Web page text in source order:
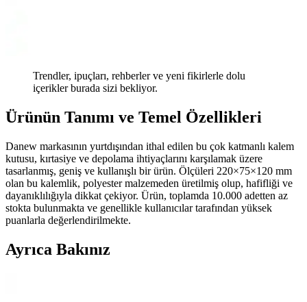
Trendler, ipuçları, rehberler ve yeni fikirlerle dolu
içerikler burada sizi bekliyor.
Ürünün Tanımı ve Temel Özellikleri
Danew markasının yurtdışından ithal edilen bu çok katmanlı kalem
kutusu, kırtasiye ve depolama ihtiyaçlarını karşılamak üzere
tasarlanmış, geniş ve kullanışlı bir ürün. Ölçüleri 220×75×120 mm
olan bu kalemlik, polyester malzemeden üretilmiş olup, hafifliği ve
dayanıklılığıyla dikkat çekiyor. Ürün, toplamda 10.000 adetten az
stokta bulunmakta ve genellikle kullanıcılar tarafından yüksek
puanlarla değerlendirilmekte.
Ayrıca Bakınız